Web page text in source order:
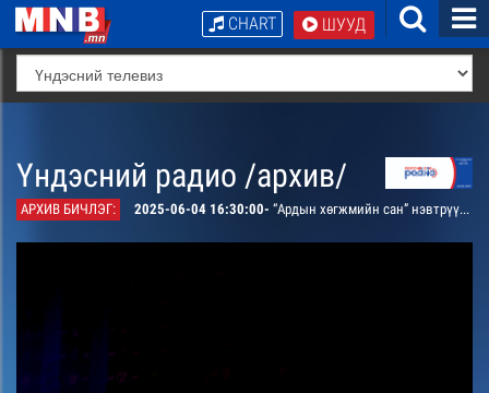
ШУУД
CHART
Үндэсний радио /архив/
АРХИВ БИЧЛЭГ: 2025-06-04 16:30:00- “Ардын хөгжмийн сан” нэвтрүүлэг. “Хуучрын эгшиг ”- Хуучир хөгжмийн үүх түүх, сургалт, уран бүтээлийн тухай Соёл Урлагийн Их Сургуулийн багш, хүндэт профессор Цэнгэлмаатай ярилцана. /давтана/